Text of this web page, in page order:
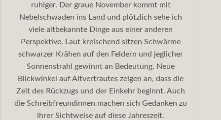
ruhiger. Der graue November kommt mit
Nebelschwaden ins Land und plötzlich sehe ich
viele altbekannte Dinge aus einer anderen
Perspektive. Laut kreischend sitzen Schwärme
schwarzer Krähen auf den Feldern und jeglicher
Sonnenstrahl gewinnt an Bedeutung. Neue
Blickwinkel auf Altvertrautes zeigen an, dass die
Zeit des Rückzugs und der Einkehr beginnt. Auch
die Schreibfreundinnen machen sich Gedanken zu
ihrer Sichtweise auf diese Jahreszeit.